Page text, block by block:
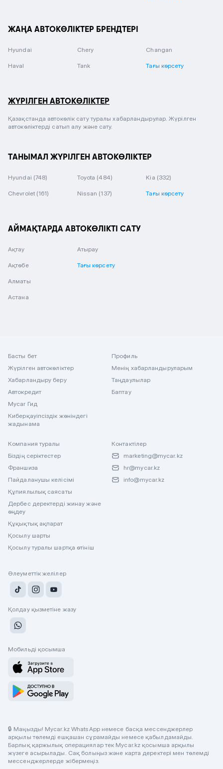
ЖАҢА АВТОКӨЛІКТЕР БРЕНДТЕРІ
Hyundai Chery Changan
Haval Tank Тағы көрсету
ЖҮРІЛГЕН АВТОКӨЛІКТЕР
Қазақстанда автокөлік сату туралы хабарландырулар. Жүрілген
автокөліктерді сатып алу және сату.
ТАНЫМАЛ ЖҮРІЛГЕН АВТОКӨЛІКТЕР
Hyundai (748) Toyota (484) Kia (332)
Chevrolet (161) Nissan (137) Тағы көрсету
АЙМАҚТАРДА АВТОКӨЛІКТІ САТУ
Ақтау
Ақтөбе
Алматы
Астана
Атырау
Тағы көрсету
Басты бет
Жүрілген автокөліктер
Хабарландыру беру
Автокредит
Mycar Гид
Киберқауіпсіздік жөніндегі
жадынама
Профиль
Менің хабарландыруларым
Таңдаулылар
Баптау
Компания туралы
Біздің серіктестер
Франшиза
Пайдаланушы келісімі
Құпиялылық саясаты
Дербес деректерді жинау және
өңдеу
Құқықтық ақпарат
Қосылу шарты
Қосылу туралы шартқа өтініш
Контактілер
marketing@mycar.kz
hr@mycar.kz
info@mycar.kz
Әлеуметтік желілер
Қолдау қызметіне жазу
Мобильді қосымша
🔒 Маңызды! Mycar.kz WhatsApp немесе басқа мессенджерлер
арқылы төлемді ешқашан сұрамайды немесе қабылдамайды.
Барлық қаржылық операциялар тек Mycar.kz қосымша арқылы
жүзеге асырылады. Сақ болыңыз және карта деректері мен төлемді
мессенджерлерде жібермеңіз.